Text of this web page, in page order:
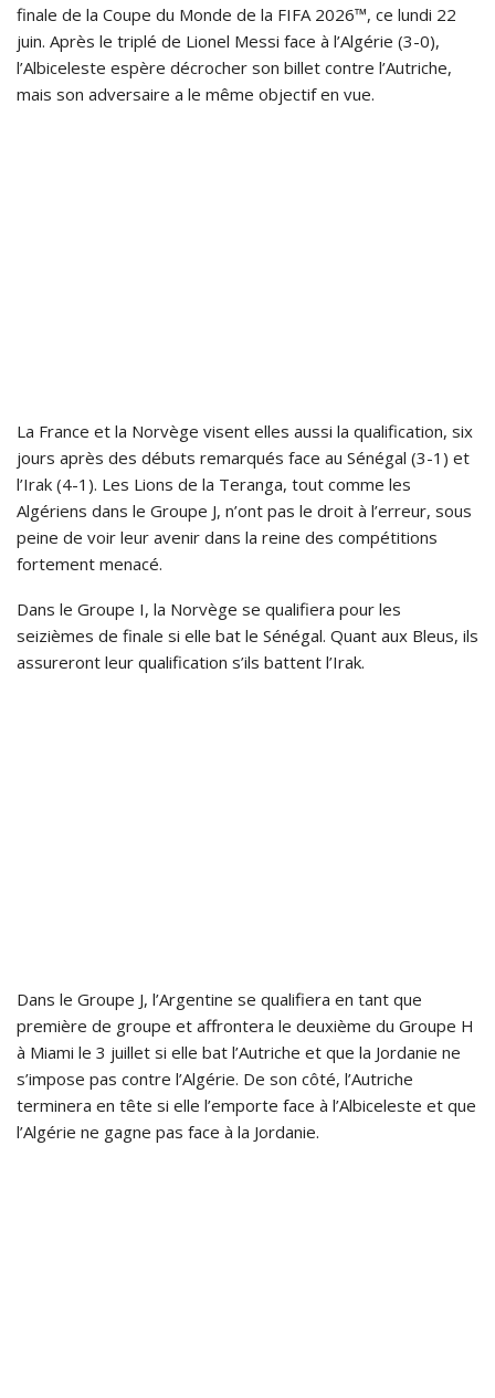
finale de la Coupe du Monde de la FIFA 2026™, ce lundi 22
juin. Après le triplé de Lionel Messi face à l’Algérie (3-0),
l’Albiceleste espère décrocher son billet contre l’Autriche,
mais son adversaire a le même objectif en vue.
La France et la Norvège visent elles aussi la qualification, six
jours après des débuts remarqués face au Sénégal (3-1) et
l’Irak (4-1). Les Lions de la Teranga, tout comme les
Algériens dans le Groupe J, n’ont pas le droit à l’erreur, sous
peine de voir leur avenir dans la reine des compétitions
fortement menacé.
Dans le Groupe I, la Norvège se qualifiera pour les
seizièmes de finale si elle bat le Sénégal. Quant aux Bleus, ils
assureront leur qualification s’ils battent l’Irak.
Dans le Groupe J, l’Argentine se qualifiera en tant que
première de groupe et affrontera le deuxième du Groupe H
à Miami le 3 juillet si elle bat l’Autriche et que la Jordanie ne
s’impose pas contre l’Algérie. De son côté, l’Autriche
terminera en tête si elle l’emporte face à l’Albiceleste et que
l’Algérie ne gagne pas face à la Jordanie.